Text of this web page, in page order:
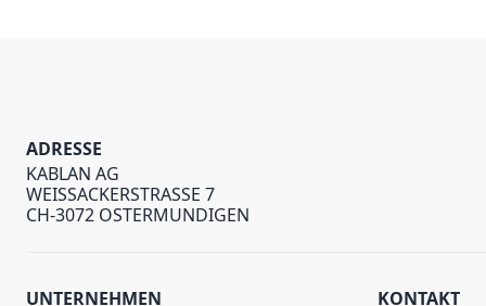
ADRESSE
KABLAN AG
WEISSACKERSTRASSE 7
CH-3072 OSTERMUNDIGEN
UNTERNEHMEN KONTAKT